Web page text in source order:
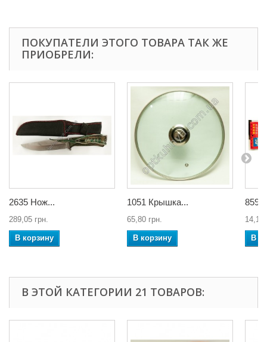
ПОКУПАТЕЛИ ЭТОГО ТОВАРА ТАК ЖЕ
ПРИОБРЕЛИ:
2635 Нож...
289,05 грн.
В корзину
1051 Крышка...
65,80 грн.
В корзину
859
14,10
В
В ЭТОЙ КАТЕГОРИИ 21 ТОВАРОВ: